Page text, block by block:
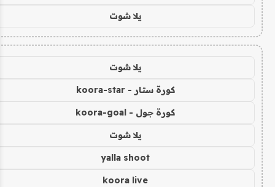
يلا شوت
يلا شوت
كورة ستار - koora-star
كورة جول - koora-goal
يلا شوت
yalla shoot
koora live